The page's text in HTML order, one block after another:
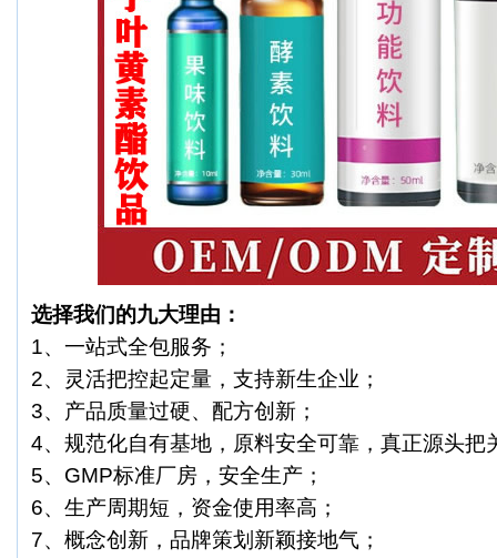
选择我们的九大理由：
1、一站式全包服务；
2、灵活把控起定量，支持新生企业；
3、产品质量过硬、配方创新；
4、规范化自有基地，原料安全可靠，真正源头把
5、GMP标准厂房，安全生产；
6、生产周期短，资金使用率高；
7、概念创新，品牌策划新颖接地气；